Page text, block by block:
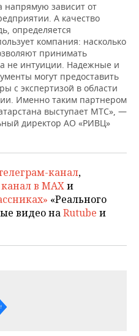
напрямую зависит от
А качество
определяется
компания: насколько
принимать
не интуиции. Надежные и
могут предоставить
с экспертизой в области
Именно таким партнером
выступает МТС», —
директор АО «РИВЦ»
канал,
канал в MAXи
«Реального
видео наRutube и